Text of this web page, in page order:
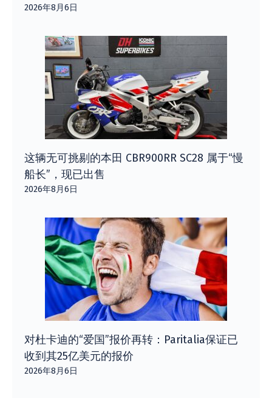
2026年8月6日
这辆无可挑剔的本田 CBR900RR SC28 属于“慢
船长”，现已出售
2026年8月6日
对杜卡迪的“爱国”报价再转：Paritalia保证已
收到其25亿美元的报价
2026年8月6日